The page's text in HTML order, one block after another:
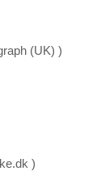
(UK) )
)